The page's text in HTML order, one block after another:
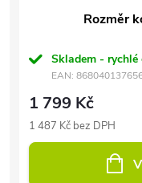
Rozměr
Skladem -
EAN:
1 799 Kč
1 487 Kč bez DPH